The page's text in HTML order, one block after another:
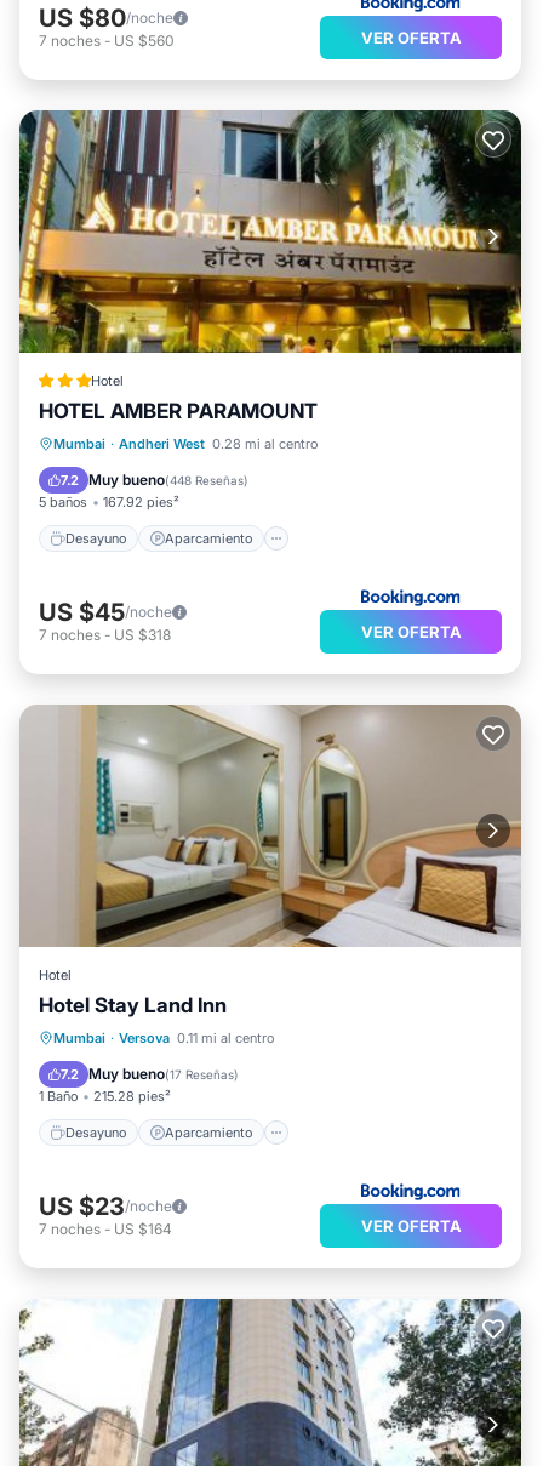
US $80/noche
7 noches - US $560 VER OFERTA
Hotel
HOTEL AMBER PARAMOUNT
Mumbai · Andheri West 0.28 mi al centro
7.2 Muy bueno(448 Reseñas)
5 baños 167.92 pies²
Desayuno Aparcamiento
Desayuno
Aparcamiento
Balcón/Terraza
US $45/noche
7 noches - US $318 VER OFERTA
Hotel
Hotel Stay Land Inn
Mumbai · Versova 0.11 mi al centro
7.2 Muy bueno(17 Reseñas)
1 Baño 215.28 pies²
Desayuno Aparcamiento
Desayuno
Aparcamiento
Aire acondicionado
US $23/noche
7 noches - US $164 VER OFERTA